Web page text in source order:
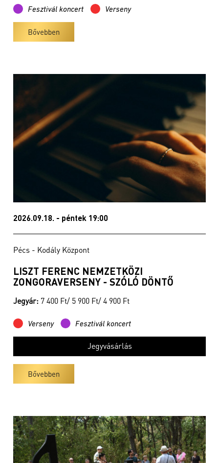
Fesztivál koncert Verseny
Bővebben
2026.09.18. - péntek 19:00
Pécs - Kodály Központ
LISZT FERENC NEMZETKÖZI
ZONGORAVERSENY - SZÓLÓ DÖNTŐ
Jegyár: 7 400 Ft/ 5 900 Ft/ 4 900 Ft
Verseny Fesztivál koncert
Jegyvásárlás
Bővebben